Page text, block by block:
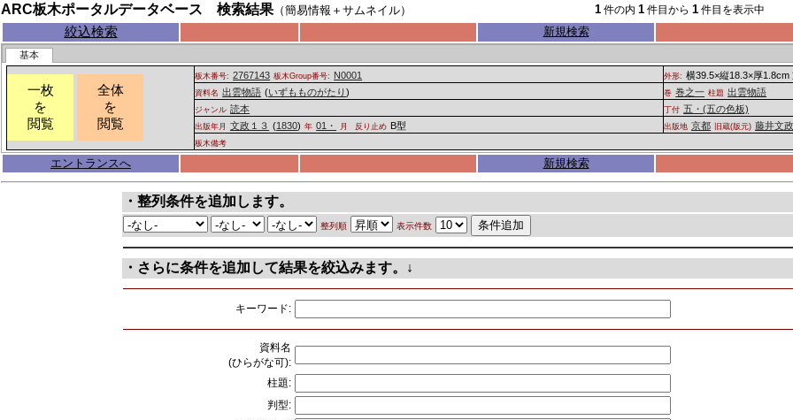
ARC板木ポータルデータベース 検索結果（簡易情報＋サムネイル） 1 件の内 1 件目から 1 件目を表示中
絞込検索 新規検索
基本
一枚
を
閲覧
全体
を
閲覧
板木番号: 2767143 板木Group番号: N0001 外形: 横39.5×縦18.3×厚1.8cm
資料名 出雲物語 (いずもものがたり) 巻 巻之一 柱題 出雲物語
ジャンル 読本 丁付 五・(五の色板)
出版年月 文政１３ (1830) 年 01・ 月 反り止め B型 出版地 京都 旧蔵(版元) 藤井文
板木備考
エントランスへ 新規検索
・整列条件を追加します。
整列順 表示件数
・さらに条件を追加して結果を絞込みます。↓
キーワード:
資料名
(ひらがな可):
柱題:
判型: